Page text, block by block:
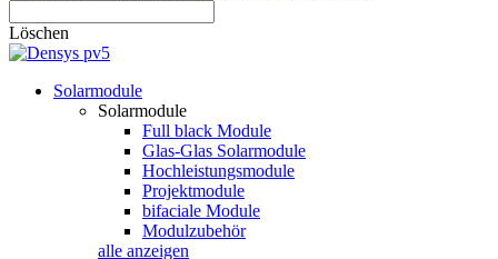
Löschen
Solarmodule
Solarmodule
Full black Module
Glas-Glas Solarmodule
Hochleistungsmodule
Projektmodule
bifaciale Module
Modulzubehör
alle anzeigen